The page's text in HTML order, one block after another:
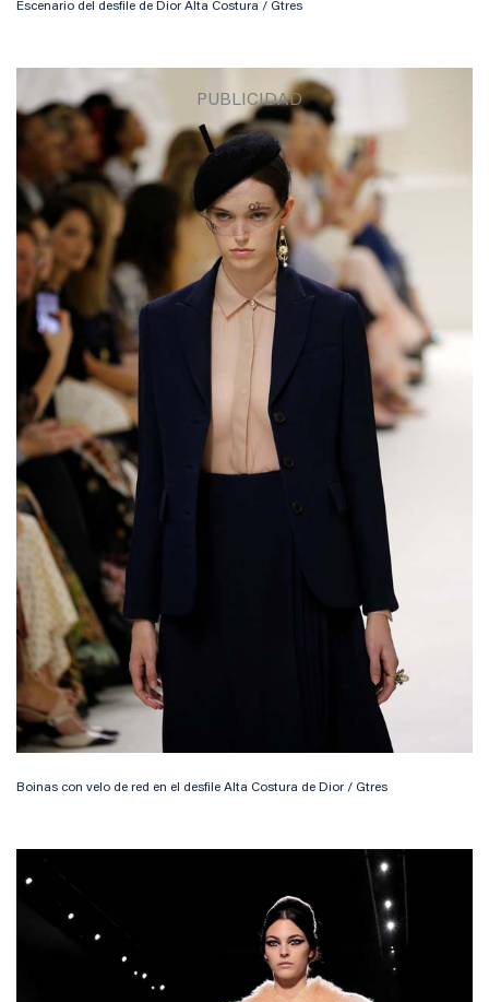
Escenario del desfile de Dior Alta Costura / Gtres
Boinas con velo de red en el desfile Alta Costura de Dior / Gtres